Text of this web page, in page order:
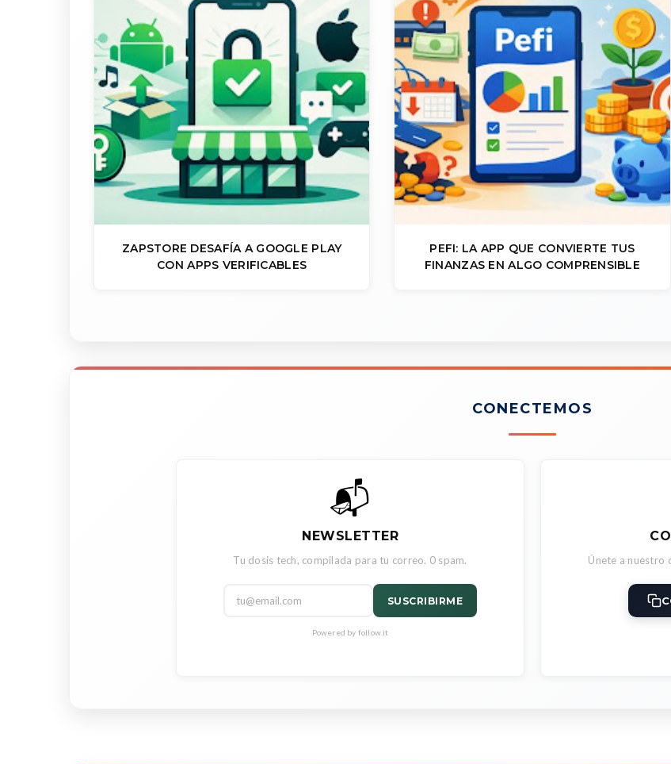
ZAPSTORE DESAFÍA A GOOGLE PLAY
CON APPS VERIFICABLES
PEFI: LA APP QUE CONVIERTE TUS
FINANZAS EN ALGO COMPRENSIBLE
CONECTEMOS
📬
NEWSLETTER
Tu dosis tech, compilada para tu correo. 0 spam.
SUSCRIBIRME
Powered by follow.it
Únete a nuestro